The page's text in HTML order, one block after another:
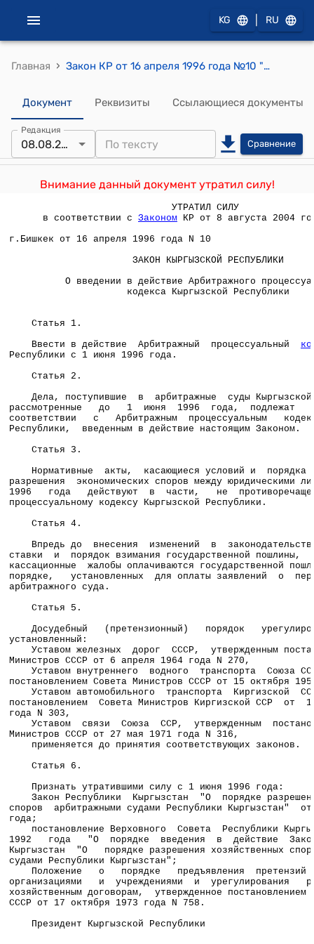
KG RU
Главная › Закон КР от 16 апреля 1996 года №10 "О введении в действие Арбитражного процессуального кодекса Кыргызской Республики"
Документ Реквизиты Ссылающиеся документы
Редакция
08.08.2004 Сравнение
Внимание данный документ утратил силу!